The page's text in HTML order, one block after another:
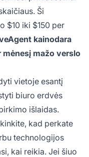
Ši
$10 iki $150 per
kainodara
mėnesį mažo verslo
vietoje esantį
biuro erdvės
išlaidas.
kad perkate
technologijos
kai reikia. Jei šiuo